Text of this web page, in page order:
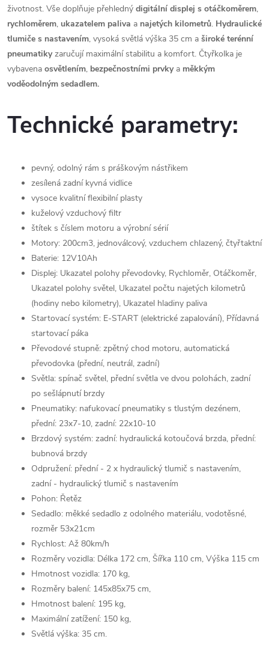
životnost. Vše doplňuje přehledný digitální displej s otáčkoměrem,
rychloměrem, ukazatelem paliva a najetých kilometrů. Hydraulické
tlumiče s nastavením, vysoká světlá výška 35 cm a široké terénní
pneumatikyzaručují maximální stabilitu a komfort. Čtyřkolka je
vybavena osvětlením, bezpečnostními prvkya měkkým
voděodolným sedadlem.
Technické parametry:
pevný, odolný rám s práškovým nástřikem
zesílená zadní kyvná vidlice
vysoce kvalitní flexibilní plasty
kuželový vzduchový filtr
štítek s číslem motoru a výrobní sérií
Motory: 200cm3, jednoválcový, vzduchem chlazený, čtyřtaktní
Baterie: 12V10Ah
Displej: Ukazatel polohy převodovky, Rychloměr, Otáčkoměr,
Ukazatel polohy světel, Ukazatel počtu najetých kilometrů
(hodiny nebo kilometry), Ukazatel hladiny paliva
Startovací systém: E-START (elektrické zapalování), Přídavná
startovací páka
Převodové stupně: zpětný chod motoru, automatická
převodovka (přední, neutrál, zadní)
Světla: spínač světel, přední světla ve dvou polohách, zadní
po sešlápnutí brzdy
Pneumatiky: nafukovací pneumatiky s tlustým dezénem,
přední: 23x7-10, zadní: 22x10-10
Brzdový systém: zadní: hydraulická kotoučová brzda, přední:
bubnová brzdy
Odpružení: přední - 2 x hydraulický tlumič s nastavením,
zadní - hydraulický tlumič s nastavením
Pohon: Řetěz
Sedadlo: měkké sedadlo z odolného materiálu, vodotěsné,
rozměr 53x21cm
Rychlost: Až 80km/h
Rozměry vozidla: Délka 172 cm, Šířka 110 cm, Výška 115 cm
Hmotnost vozidla: 170 kg,
Rozměry balení: 145x85x75 cm,
Hmotnost balení: 195 kg,
Maximální zatížení: 150 kg,
Světlá výška: 35 cm.